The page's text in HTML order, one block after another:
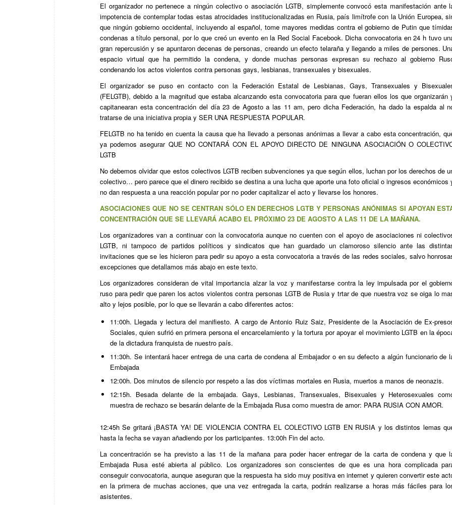
El organizador no pertenece a ningún colectivo o asociación LGTB, simplemente convocó esta manifestación ante
impotencia de contemplar todas estas atrocidades institucionalizadas en Rusia, país limítrofe con la Unión Europea,
que ningún gobierno occidental, incluyendo al español, tome mayores medidas contra el gobierno de Putin que
condenas a título personal, por lo que creó un evento en la Red Social Facebook. Dicha convocatoria en 24 h tuvo
gran repercusión y se apuntaron decenas de personas, creando un efecto telaraña y llegando a miles de persones.
espacio virtual que ha permitido la condena, y donde muchas personas expresan su rechazo al gobierno
condenando los actos violentos contra personas gays, lesbianas, transexuales y bisexuales.
El organizador se puso en contacto con la Federación Estatal de Lesbianas, Gays, Transexuales y
(FELGTB), debido a la magnitud que estaba alcanzando esta convocatoria para que fueran ellos los que organizarán
capitanearan esta concentración del día 23 de Agosto a las 11 am, pero dicha Federación, ha dado la espalda al
tratarse de una iniciativa propia y SER UNA RESPUESTA POPULAR.
FELGTB no ha tenido en cuenta la causa que ha llevado a personas anónimas a llevar a cabo esta concentración,
ya podemos asegurar QUE NO CONTARÁ CON EL APOYO DIRECTO DE NINGUNA ASOCIACIÓN O
LGTB
No debemos olvidar que estos colectivos LGTB reciben subvenciones ya que según ellos, luchan por los derechos de
colectivo… pero parece que el dinero recibido se destina a una lucha que aporte una foto oficial o ingresos económicos
no dan respuesta a una reacción popular por no poder capitalizar el acto y llevarse los honores.
ASOCIACIONES QUE NO SE CENTRAN SÓLO EN DERECHOS LGTB Y PERSONAS ANÓNIMAS SI APOYAN
CONCENTRACIÓN QUE SE LLEVARÁ ACABO EL PRÓXIMO 23 DE AGOSTO A LAS 11 DE LA MAÑANA.
Los organizadores van a continuar con la convocatoria aunque no cuenten con el apoyo de asociaciones ni
LGTB, ni tampoco de partidos políticos y sindicatos que han guardado un clamoroso silencio ante las
invitaciones que se les hicieron para pedir su apoyo a esta convocatoria a través de las redes sociales, salvo
excepciones que detallamos más abajo en este texto.
Los organizadores consideran de vital importancia alzar la voz y manifestarse contra la ley impulsada por el
ruso para pedir que paren los actos violentos contra personas LGTB de Rusia y trtar de que nuestra voz se oiga lo
alto y lejos posible, por lo que se llevarán a cabo diferentes actos:
11:00h. Llegada y lectura del manifiesto. A cargo de Antonio Ruiz Saiz, Presidente de la Asociación de Ex-
Sociales, quien sufrió en primera persona el encarcelamiento y la tortura por apoyar el movimiento LGTB en la
de la dictadura franquista de nuestro país.
11:30h. Se intentará hacer entrega de una carta de condena al Embajador o en su defecto a algún funcionario de
Embajada
12:00h. Dos minutos de silencio por respeto a las dos víctimas mortales en Rusia, muertos a manos de neonazis.
12:15h. Besada delante de la embajada. Gays, Lesbianas, Transexuales, Bisexuales y Heterosexuales
muestra de rechazo se besarán delante de la Embajada Rusa como muestra de amor: PARA RUSIA CON AMOR.
12:45h Se gritará ¡BASTA YA! DE VIOLENCIA CONTRA EL COLECTIVO LGTB EN RUSIA y los distintos lemas
hasta la fecha se vayan añadiendo por los participantes. 13:00h Fin del acto.
La concentración se ha previsto a las 11 de la mañana para poder hacer entregar de la carta de condena y que
Embajada Rusa esté abierta al público. Los organizadores son conscientes de que es una hora complicada
conseguir convocatoria, aunque aseguran que la respuesta ha sido muy positiva en internet y quieren convertir este
en la primera de muchas acciones, que una vez entregada la carta, podrán realizarse a horas más fáciles para
asistentes.